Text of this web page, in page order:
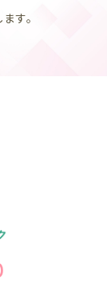
す。